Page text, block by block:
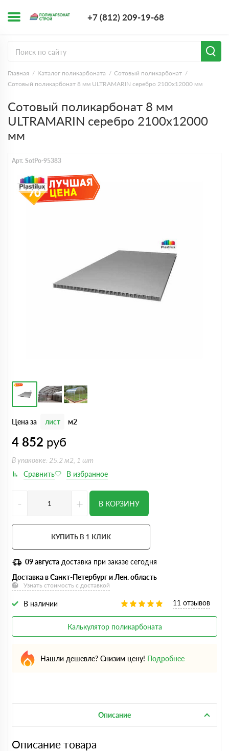
+7 (812) 209-19-68
Главная Каталог поликарбоната
Сотовый поликарбонат
Сотовый поликарбонат 8 мм ULTRAMARIN серебро 2100х12000 мм
Сотовый поликарбонат 8 мм
ULTRAMARIN серебро 2100х12000
мм
Арт. SotPo-95383
Цена за лист м2
4 852 руб
В упаковке: 25.2 м2, 1 шт
- + В КОРЗИНУ
КУПИТЬ В 1 КЛИК
09 августа доставка при заказе сегодня
Доставка в Санкт-Петербург и Лен. область
Узнать стоимость с доставкой
В наличии 11 отзывов
Калькулятор поликарбоната
Нашли дешевле? Снизим цену! Подробнее
Описание
Описание товара